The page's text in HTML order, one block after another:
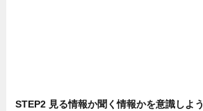
STEP2 見る情報か聞く情報かを意識しよう